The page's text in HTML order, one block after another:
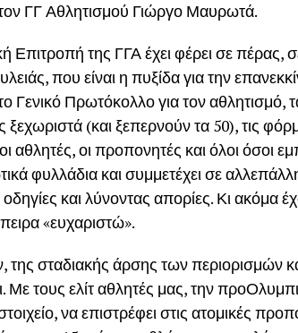
ΓΓ Αθλητισμού Γιώργο Μαυρωτά.
Επιτροπή της ΓΓΑ έχει φέρει σε πέρας,
που είναι η πυξίδα για την
Γενικό Πρωτόκολλο για τον αθλητισμό,
(και ξεπερνούν τα 50), τις
οι προπονητές και όλοι όσοι
φυλλάδια και συμμετέχει σε
και λύνοντας απορίες. Κι ακόμα
«ευχαριστώ».
σταδιακής άρσης των περιορισμών
Με τους ελίτ αθλητές μας, την
να επιστρέφει στις ατομικές